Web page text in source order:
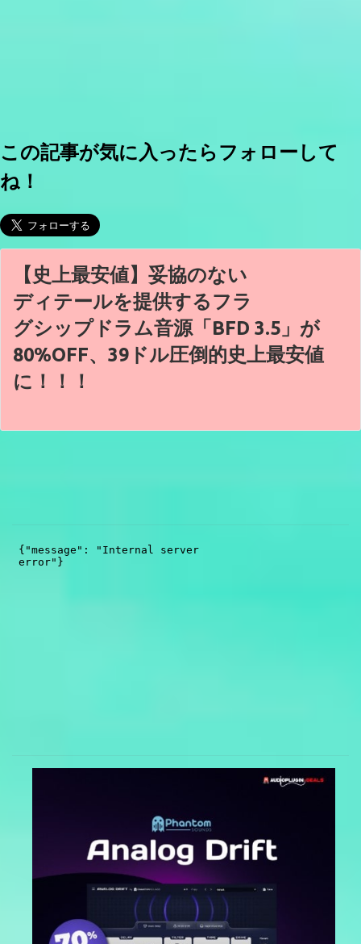
この記事が気に入ったらフォローして
ね！
【史上最安値】妥協のない
ディテールを提供するフラ
グシップドラム音源「BFD 3.5」が
80%OFF、39ドル圧倒的史上最安値
に！！！